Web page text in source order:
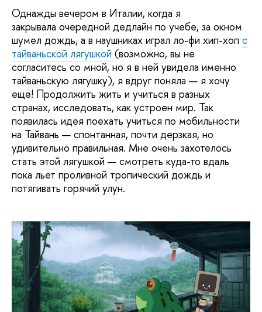
Однажды вечером в Италии, когда я
закрывала очередной дедлайн по учебе, за окном
шумел дождь, а в наушниках играл ло-фи хип-хоп с
тайваньской лягушкой (возможно, вы не
согласитесь со мной, но я в ней увидела именно
тайваньскую лягушку), я вдруг поняла — я хочу
ещё! Продолжить жить и учиться в разных
странах, исследовать, как устроен мир. Так
появилась идея поехать учиться по мобильности
на Тайвань — спонтанная, почти дерзкая, но
удивительно правильная. Мне очень захотелось
стать этой лягушкой — смотреть куда-то вдаль
пока льет проливной тропический дождь и
потягивать горячий улун.